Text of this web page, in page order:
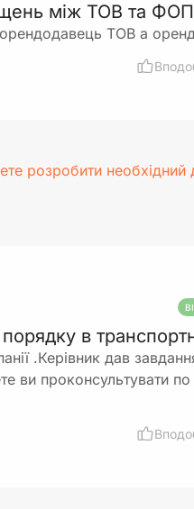
між ТОВ та ФОП
орендодавець ТОВ а
розробити необхідний
в
.Керівник дав
ви проконсультувати